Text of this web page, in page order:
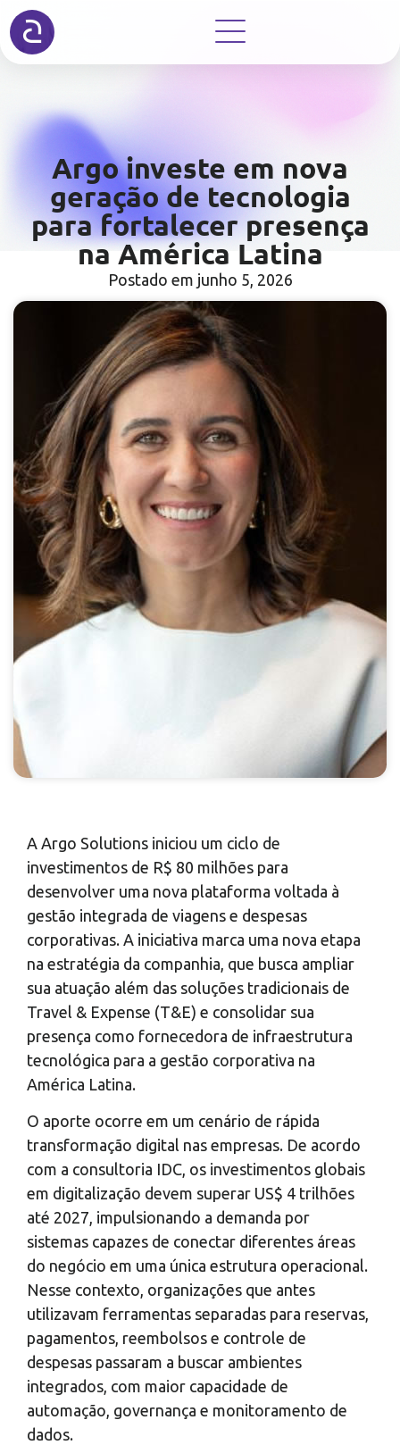
Argo investe em nova
geração de tecnologia
para fortalecer presença
na América Latina
Postado em junho 5, 2026
A Argo Solutions iniciou um ciclo de
investimentos de R$ 80 milhões para
desenvolver uma nova plataforma voltada à
gestão integrada de viagens e despesas
corporativas. A iniciativa marca uma nova etapa
na estratégia da companhia, que busca ampliar
sua atuação além das soluções tradicionais de
Travel & Expense (T&E) e consolidar sua
presença como fornecedora de infraestrutura
tecnológica para a gestão corporativa na
América Latina.
O aporte ocorre em um cenário de rápida
transformação digital nas empresas. De acordo
com a consultoria IDC, os investimentos globais
em digitalização devem superar US$ 4 trilhões
até 2027, impulsionando a demanda por
sistemas capazes de conectar diferentes áreas
do negócio em uma única estrutura operacional.
Nesse contexto, organizações que antes
utilizavam ferramentas separadas para reservas,
pagamentos, reembolsos e controle de
despesas passaram a buscar ambientes
integrados, com maior capacidade de
automação, governança e monitoramento de
dados.